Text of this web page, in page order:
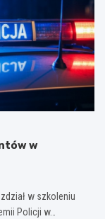
w
w szkoleniu
Policji w…